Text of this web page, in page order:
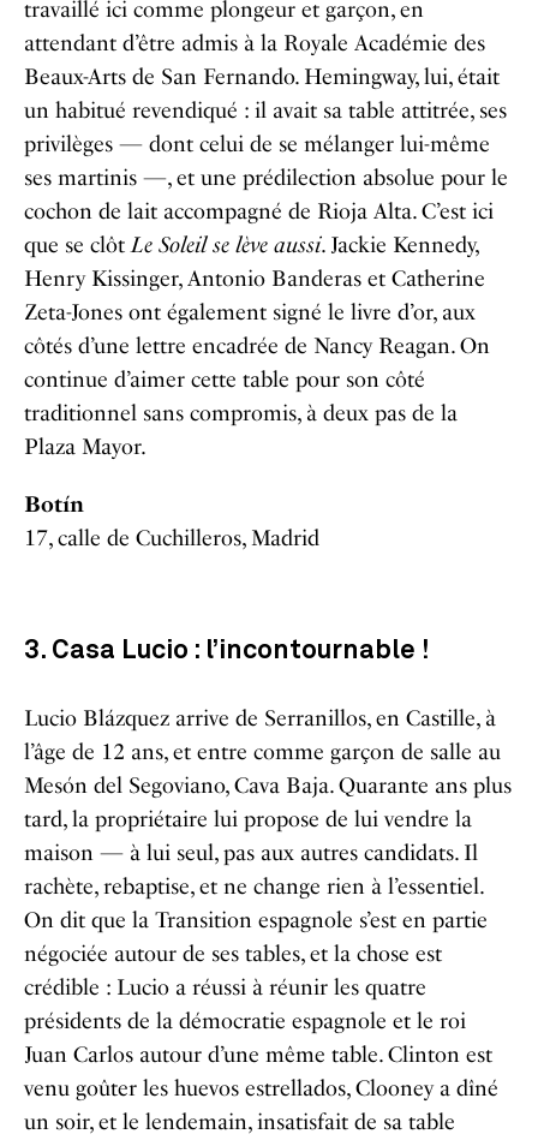
travaillé ici comme plongeur et garçon, en
attendant d’être admis à la Royale Académie des
Beaux-Arts de San Fernando. Hemingway, lui, était
un habitué revendiqué : il avait sa table attitrée, ses
privilèges — dont celui de se mélanger lui-même
ses martinis —, et une prédilection absolue pour le
cochon de lait accompagné de Rioja Alta. C’est ici
que se clôtLe Soleil se lève aussi. Jackie Kennedy,
Henry Kissinger, Antonio Banderas et Catherine
Zeta-Jones ont également signé le livre d’or, aux
côtés d’une lettre encadrée de Nancy Reagan. On
continue d’aimer cette table pour son côté
traditionnel sans compromis, à deux pas de la
Plaza Mayor.
Botín
17, calle de Cuchilleros, Madrid
3. Casa Lucio : l’incontournable !
Lucio Blázquez arrive de Serranillos, en Castille, à
l’âge de 12 ans, et entre comme garçon de salle au
Mesón del Segoviano, Cava Baja. Quarante ans plus
tard, la propriétaire lui propose de lui vendre la
maison — à lui seul, pas aux autres candidats. Il
rachète, rebaptise, et ne change rien à l’essentiel.
On dit que la Transition espagnole s’est en partie
négociée autour de ses tables, et la chose est
crédible : Lucio a réussi à réunir les quatre
présidents de la démocratie espagnole et le roi
Juan Carlos autour d’une même table. Clinton est
venu goûter les huevos estrellados, Clooney a dîné
un soir, et le lendemain, insatisfait de sa table